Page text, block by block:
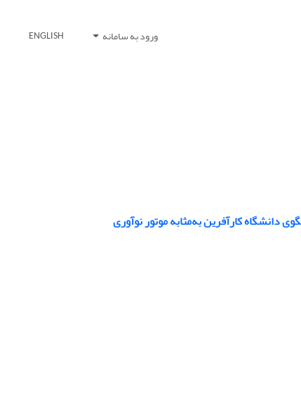
ورود به سامانه ENGLISH
دانشگاه کارآفرین به‌مثابه موتور نوآوری